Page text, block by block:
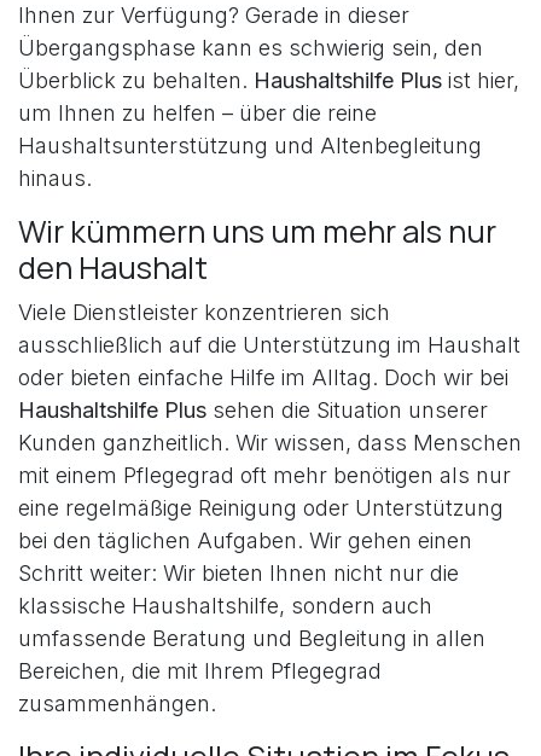
Ihnen zur Verfügung? Gerade in dieser
Übergangsphase kann es schwierig sein, den
Überblick zu behalten. Haushaltshilfe Plus ist hier,
um Ihnen zu helfen – über die reine
Haushaltsunterstützung und Altenbegleitung
hinaus.
Wir kümmern uns um mehr als nur
den Haushalt
Viele Dienstleister konzentrieren sich
ausschließlich auf die Unterstützung im Haushalt
oder bieten einfache Hilfe im Alltag. Doch wir bei
Haushaltshilfe Plus sehen die Situation unserer
Kunden ganzheitlich. Wir wissen, dass Menschen
mit einem Pflegegrad oft mehr benötigen als nur
eine regelmäßige Reinigung oder Unterstützung
bei den täglichen Aufgaben. Wir gehen einen
Schritt weiter: Wir bieten Ihnen nicht nur die
klassische Haushaltshilfe, sondern auch
umfassende Beratung und Begleitung in allen
Bereichen, die mit Ihrem Pflegegrad
zusammenhängen.